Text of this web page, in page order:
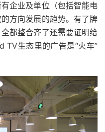
企业及单位（包括智能电
方向发展的趋势。有了牌
都整合齐了还需要证明给
TV生态里的广告是“火车”